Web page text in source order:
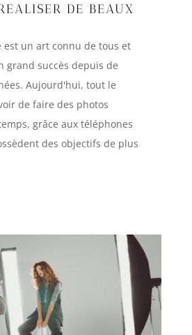
DE BEAUX
est un art connu de tous et
grand succès depuis de
Aujourd'hui, tout le
de faire des photos
grâce aux téléphones
des objectifs de plus